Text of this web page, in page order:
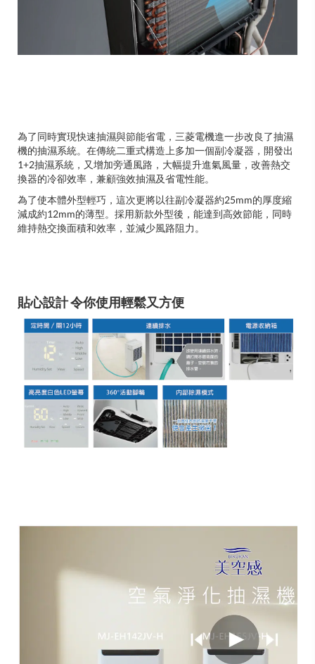
為了同時實現快速抽濕與節能省電，三菱電機進一步改良了抽濕
機的抽濕系統。在傳統二重式構造上多加一個副冷凝器，開發出
1+2抽濕系統，又增加旁通風路，大幅提升進氣風量，改善熱交
換器的冷卻效率，兼顧強效抽濕及省電性能。
為了使本體外型輕巧，這次更將以往副冷凝器約25mm的厚度縮
減成約12mm的薄型。採用新款外型後，能達到高效節能，同時
維持熱交換面積和效率，並減少風路阻力。
貼心設計 令你使用輕鬆又方便